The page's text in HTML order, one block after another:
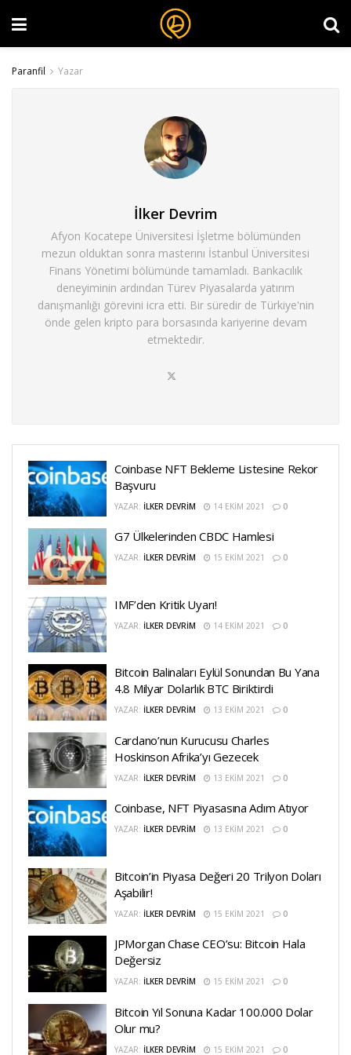
Paranfil Yazar
İlker Devrim
Afyon Kocatepe Üniversitesi İşletme bölümünden
mezun olduktan sonra masterını İstanbul Üniversitesi
Finans Yönetimi bölümünde tamamladı. Bankacılık
deneyiminin ardından Türev Piyasalarda yatırım
danışmanlığı görevini icra etti. Bir süredir de Türkiye'nin
önde gelen kripto para borsasında kariyerine devam
etmektedir.
Coinbase NFT Bekleme Listesine Rekor
Başvuru
YAZAR: İLKER DEVRIM 14 EKIM 2021 0
G7 Ülkelerinden CBDC Hamlesi
YAZAR: İLKER DEVRIM 15 EKIM 2021 0
IMF’den Kritik Uyarı!
YAZAR: İLKER DEVRIM 14 EKIM 2021 0
Bitcoin Balinaları Eylül Sonundan Bu Yana
4.8 Milyar Dolarlık BTC Biriktirdi
YAZAR: İLKER DEVRIM 13 EKIM 2021 0
Cardano’nun Kurucusu Charles
Hoskinson Afrika’yı Gezecek
YAZAR: İLKER DEVRIM 13 EKIM 2021 0
Coinbase, NFT Piyasasına Adım Atıyor
YAZAR: İLKER DEVRIM 13 EKIM 2021 0
Bitcoin’in Piyasa Değeri 20 Trilyon Doları
Aşabilir!
YAZAR: İLKER DEVRIM 15 EKIM 2021 0
JPMorgan Chase CEO’su: Bitcoin Hala
Değersiz
YAZAR: İLKER DEVRIM 15 EKIM 2021 0
Bitcoin Yıl Sonuna Kadar 100.000 Dolar
Olur mu?
YAZAR: İLKER DEVRIM 15 EKIM 2021 0